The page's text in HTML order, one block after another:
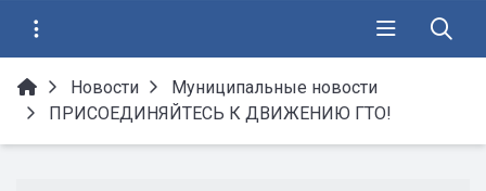
Новости
Муниципальные новости
ПРИСОЕДИНЯЙТЕСЬ К ДВИЖЕНИЮ ГТО!